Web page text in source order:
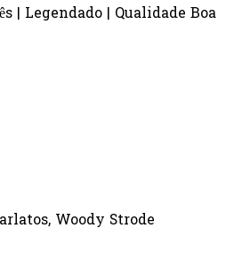
| Legendado | Qualidade Boa
Woody Strode